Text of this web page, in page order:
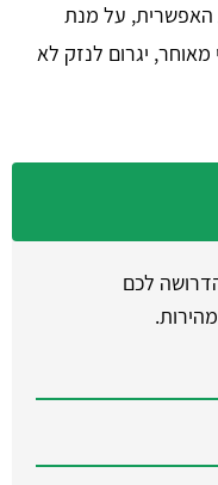
האפשרית, על מנת
מאוחר, יגרום לנזק לא
לכם